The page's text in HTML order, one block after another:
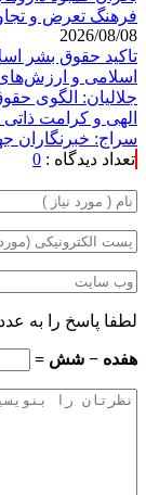
فرهنگ تعرض و
2026/08/08
تاکید حقوق بشر
اسلامی و
جلالیان: الگوی
الهی و کرامت
سراج: خبرنگاران
تعداد دیدگاه : 0
لطفا پاسخ را به
هفده − شش =